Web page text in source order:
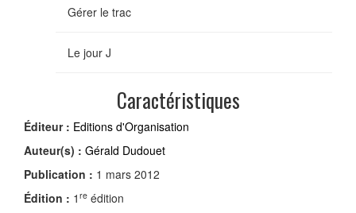
Gérer le trac
Le jour J
Caractéristiques
Éditeur : Editions d'Organisation
Auteur(s) : Gérald Dudouet
Publication : 1 mars 2012
Édition : 1 re édition